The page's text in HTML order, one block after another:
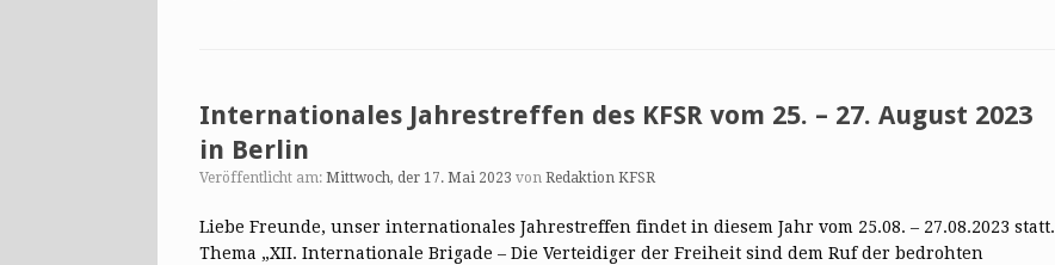
Internationales Jahrestreffen des KFSR vom 25. – 27. August 2023
in Berlin
Veröffentlicht am: Mittwoch, der 17. Mai 2023 von Redaktion KFSR
Liebe Freunde, unser internationales Jahrestreffen findet in diesem Jahr vom 25.08. – 27.08.2023 statt.
Thema „XII. Internationale Brigade – Die Verteidiger der Freiheit sind dem Ruf der bedrohten